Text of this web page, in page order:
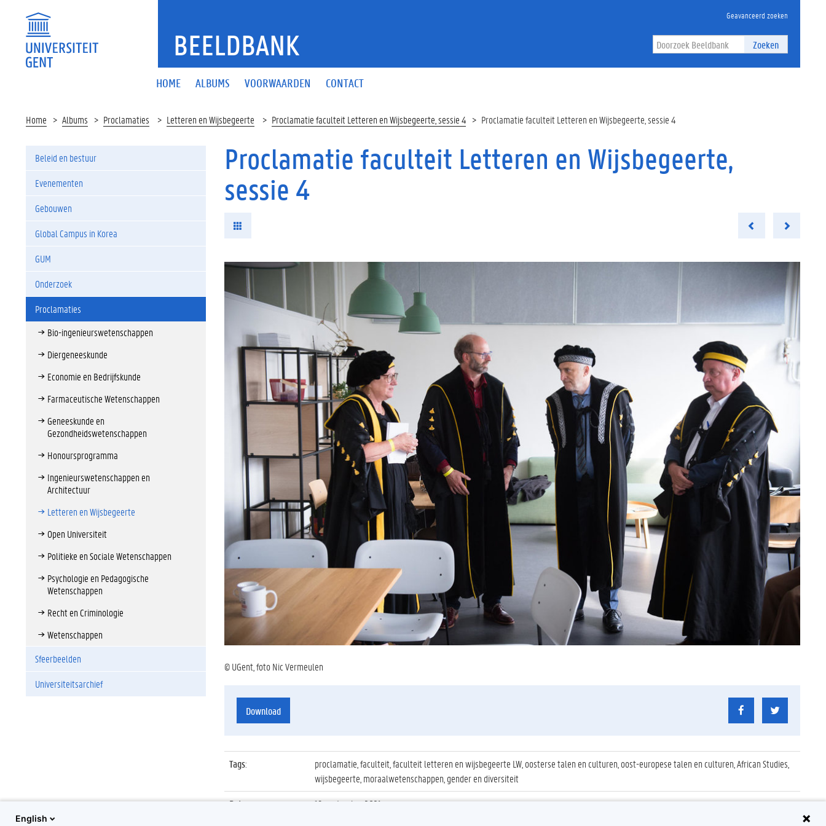
BEELDBANK
Geavanceerd zoeken
Zoeken
HOME ALBUMS VOORWAARDEN CONTACT
Home Albums Proclamaties Letteren en Wijsbegeerte Proclamatie faculteit Letteren en Wijsbegeerte, sessie 4 Proclamatie faculteit Letteren en Wijsbegeerte, sessie 4
Beleid en bestuur
Evenementen
Gebouwen
Global Campus in Korea
GUM
Onderzoek
Proclamaties
Bio-ingenieurswetenschappen
Diergeneeskunde
Economie en Bedrijfskunde
Farmaceutische Wetenschappen
Geneeskunde en
Gezondheidswetenschappen
Honoursprogramma
Ingenieurswetenschappen en
Architectuur
Letteren en Wijsbegeerte
Open Universiteit
Politieke en Sociale Wetenschappen
Psychologie en Pedagogische
Wetenschappen
Recht en Criminologie
Wetenschappen
Sfeerbeelden
Universiteitsarchief
Proclamatie faculteit Letteren en Wijsbegeerte,
sessie 4
© UGent, foto Nic Vermeulen
Download
Tags:
proclamatie, faculteit, faculteit letteren en wijsbegeerte LW, oosterse talen en culturen, oost-europese talen en culturen, African Studies,
wijsbegeerte, moraalwetenschappen, gender en diversiteit
Datum:
19 september 2021
English